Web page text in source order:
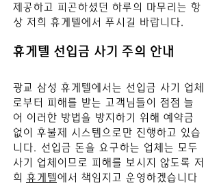
제공하고 피곤하셨던 하루의 마무리는 항
상 저희 휴게텔에서 푸시길 바랍니다.
휴게텔 선입금 사기 주의 안내
광교 삼성 휴게텔에서는 선입금 사기 업체
로부터 피해를 받는 고객님들이 점점 늘
어 이러한 방법을 방지하기 위해 예약금
없이 후불제 시스템으로만 진행하고 있습
니다. 선입금 돈을 요구하는 업체는 모두
사기 업체이므로 피해를 보시지 않도록 저
희 휴게텔에서 책임지고 운영하겠습니다